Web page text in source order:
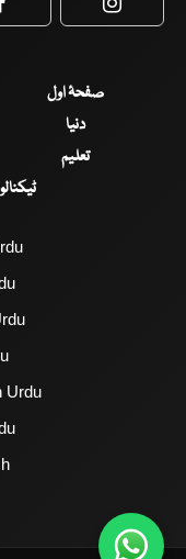
صفحۂ اول
دنیا
تعلیم
Urdu